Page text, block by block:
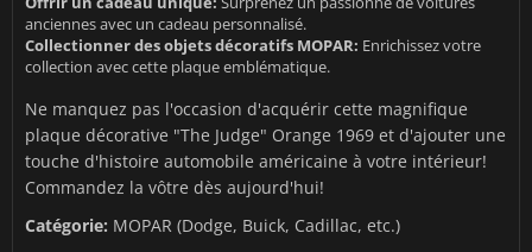
anciennes avec un cadeau personnalisé.
Collectionner des objets décoratifs MOPAR: Enrichissez votre
collection avec cette plaque emblématique.
Ne manquez pas l'occasion d'acquérir cette magnifique
plaque décorative "The Judge" Orange 1969 et d'ajouter une
touche d'histoire automobile américaine à votre intérieur!
Commandez la vôtre dès aujourd'hui!
Catégorie: MOPAR (Dodge, Buick, Cadillac, etc.)